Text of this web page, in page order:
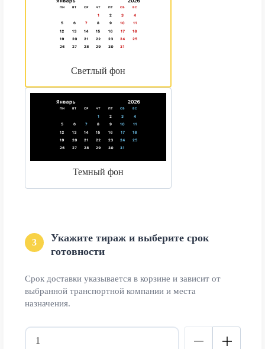
Светлый фон
Темный фон
3
Укажите тираж и выберите срок
готовности
Срок доставки указывается в корзине и зависит от
выбранной транспортной компании и места
назначения.